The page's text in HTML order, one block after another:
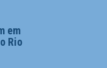
em
Rio